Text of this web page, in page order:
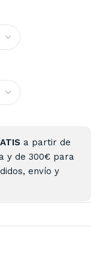
a partir de
y de 300€ para
envío y